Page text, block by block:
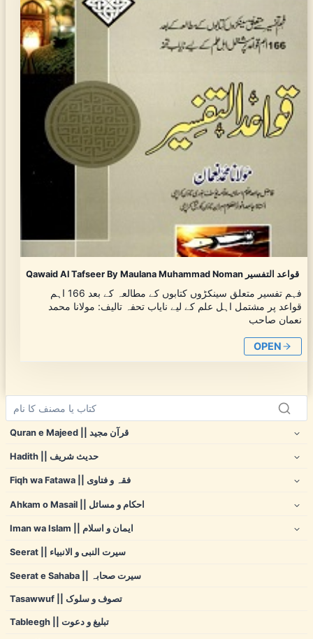
Qawaid Al Tafseer By Maulana Muhammad Noman قواعد التفسیر
فہم تفسیر متعلق سینکڑوں کتابوں کے مطالعہ کے بعد 166 اہم
قواعد پر مشتمل اہل علم کے لیے نایاب تحفہ تالیف: مولانا محمد
نعمان صاحب
OPEN
Quran e Majeed || قرآن مجید
Hadith || حدیث شریف
Fiqh wa Fatawa || فقہ و فتاوی
Ahkam o Masail || احکام و مسائل
Iman wa Islam || ایمان و اسلام
Seerat || سیرت النبی و الانبیاء
Seerat e Sahaba || سیرت صحابہ
Tasawwuf || تصوف و سلوک
Tableegh || تبلیغ و دعوت